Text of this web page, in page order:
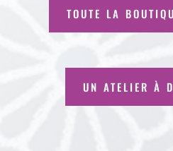
TOUTE LA
UN ATELIER À